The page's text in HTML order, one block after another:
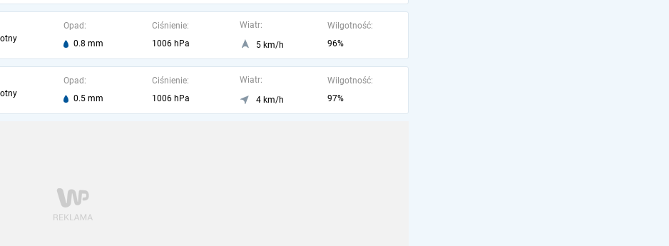
Opad:
0.8 mm
Ciśnienie:
1006 hPa
Wiatr:
5 km/h
Wilgotność:
96%
Opad:
0.5 mm
Ciśnienie:
1006 hPa
Wiatr:
4 km/h
Wilgotność:
97%